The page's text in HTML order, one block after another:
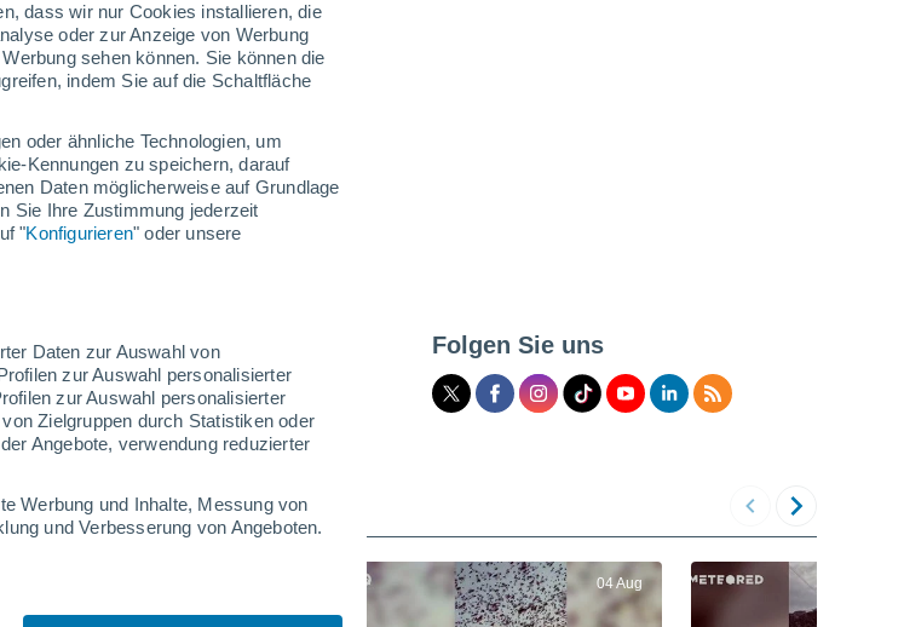
dass wir nur Cookies installieren, die
oder zur Anzeige von Werbung
sehen können. Sie können die
indem Sie auf die Schaltfläche
oder ähnliche Technologien, um
Kennungen zu speichern, darauf
Daten möglicherweise auf Grundlage
Sie Ihre Zustimmung jederzeit
"Konfigurieren" oder unsere
Daten zur Auswahl von
zur Auswahl personalisierter
zur Auswahl personalisierter
Zielgruppen durch Statistiken oder
Angebote, verwendung reduzierter
Werbung und Inhalte, Messung von
und Verbesserung von Angeboten.
in Rio
wurden zerstört, Gebäude
Folgen Sie uns
04 Aug